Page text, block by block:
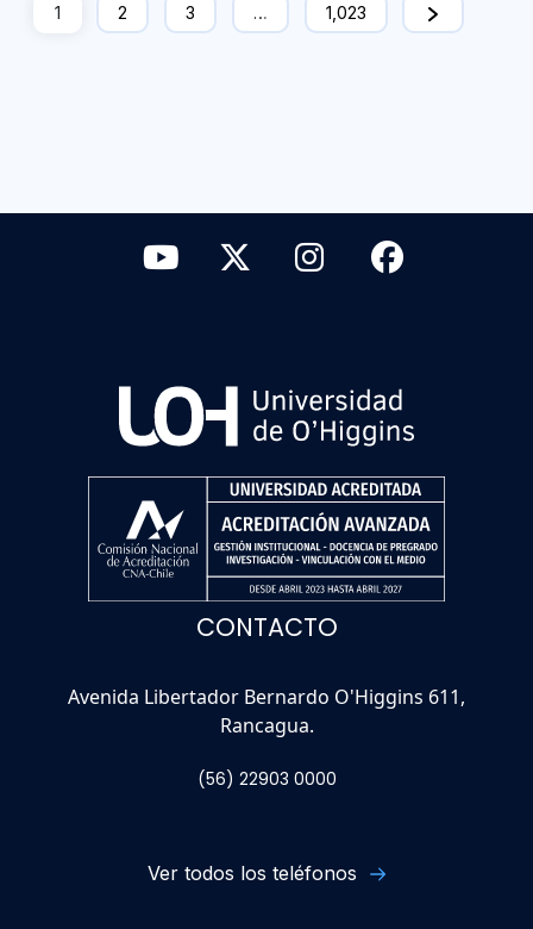
1 2 3 … 1,023
CONTACTO
Avenida Libertador Bernardo O'Higgins 611,
Rancagua.
(56) 22903 0000
Ver todos los teléfonos